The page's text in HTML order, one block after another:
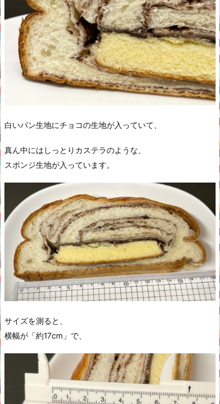
白いパン生地にチョコの生地が入っていて、
真ん中にはしっとりカステラのような、
スポンジ生地が入っています。
サイズを測ると、
横幅が「約17cm」で、